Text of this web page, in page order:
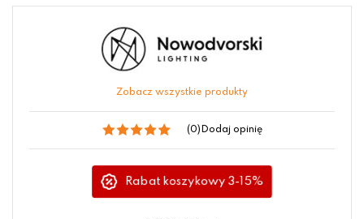
Zobacz wszystkie produkty
(0) Dodaj opinię
Rabat koszykowy 3-15%